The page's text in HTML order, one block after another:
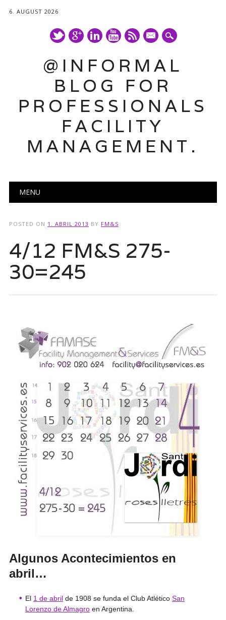
6. AUGUST 2026
mail
@INFORMAL
BLOG FOR
PROFESSIONALS
FACILITY
MANAGEMENT.
Main menu
MENU
POSTED ON 1. ABRIL 2013 BY FM&S
4/12 FM&S 275-
30=245
Algunos Acontecimientos en
abril…
El 1 de abrilde 1908 se funda el Club Atlético San
Lorenzo de Almagroen Argentina.